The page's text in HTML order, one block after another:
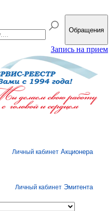
Обращения
Запись на прием
Личный кабинет Акционера
Личный кабинет Эмитента